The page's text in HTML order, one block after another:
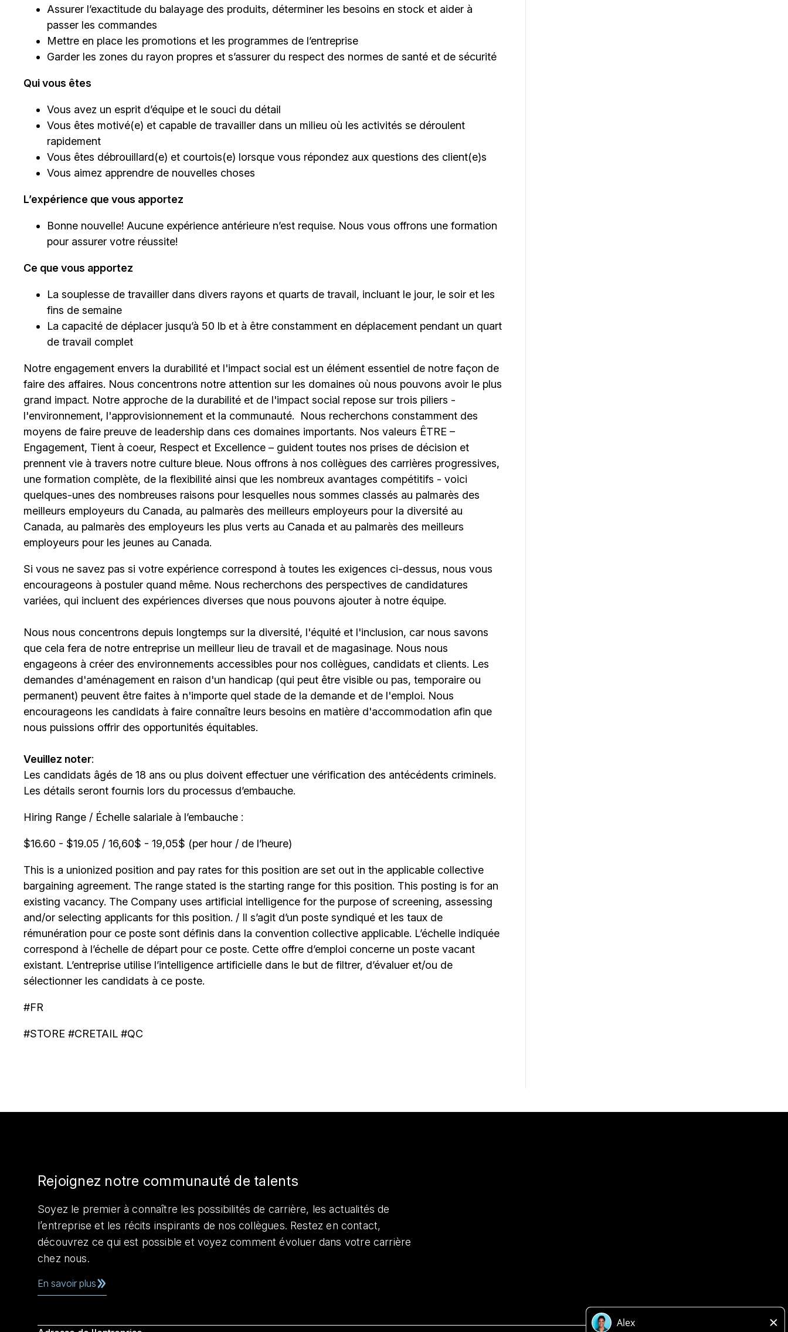
Assurer l’exactitude du balayage des produits, déterminer les besoins en stock et aider à
passer les commandes
Mettre en place les promotions et les programmes de l’entreprise
Garder les zones du rayon propres et s’assurer du respect des normes de santé et de sécurité
Qui vous êtes
Vous avez un esprit d’équipe et le souci du détail
Vous êtes motivé(e) et capable de travailler dans un milieu où les activités se déroulent
rapidement
Vous êtes débrouillard(e) et courtois(e) lorsque vous répondez aux questions des client(e)s
Vous aimez apprendre de nouvelles choses
L’expérience que vous apportez
Bonne nouvelle! Aucune expérience antérieure n’est requise. Nous vous offrons une formation
pour assurer votre réussite!
Ce que vous apportez
La souplesse de travailler dans divers rayons et quarts de travail, incluant le jour, le soir et les
fins de semaine
La capacité de déplacer jusqu’à 50 lb et à être constamment en déplacement pendant un quart
de travail complet
Notre engagement envers la durabilité et l'impact social est un élément essentiel de notre façon de
faire des affaires. Nous concentrons notre attention sur les domaines où nous pouvons avoir le plus
grand impact. Notre approche de la durabilité et de l'impact social repose sur trois piliers -
l'environnement, l'approvisionnement et la communauté.
Nous recherchons constamment des
moyens de faire preuve de leadership dans ces domaines importants. Nos valeurs ÊTRE –
Engagement, Tient à coeur, Respect et Excellence – guident toutes nos prises de décision et
prennent vie à travers notre culture bleue. Nous offrons à nos collègues des carrières progressives,
une formation complète, de la flexibilité ainsi que les nombreux avantages compétitifs - voici
quelques-unes des nombreuses raisons pour lesquelles nous sommes classés au palmarès des
meilleurs employeurs du Canada, au palmarès des meilleurs employeurs pour la diversité au
Canada, au palmarès des employeurs les plus verts au Canada et au palmarès des meilleurs
employeurs pour les jeunes au Canada.
Si vous ne savez pas si votre expérience correspond à toutes les exigences ci-dessus, nous vous
encourageons à postuler quand même. Nous recherchons des perspectives de candidatures
variées, qui incluent des expériences diverses que nous pouvons ajouter à notre équipe.
Nous nous concentrons depuis longtemps sur la diversité, l'équité et l'inclusion, car nous savons
que cela fera de notre entreprise un meilleur lieu de travail et de magasinage. Nous nous
engageons à créer des environnements accessibles pour nos collègues, candidats et clients. Les
demandes d'aménagement en raison d'un handicap (qui peut être visible ou pas, temporaire ou
permanent) peuvent être faites à n'importe quel stade de la demande et de l'emploi. Nous
encourageons les candidats à faire connaître leurs besoins en matière d'accommodation afin que
nous puissions offrir des opportunités équitables.
Veuillez noter:
Les candidats âgés de 18 ans ou plus doivent effectuer une vérification des antécédents criminels.
Les détails seront fournis lors du processus d’embauche.
Hiring Range / Échelle salariale à l’embauche :
$16.60 - $19.05 / 16,60$ - 19,05$ (per hour / de l’heure)
This is a unionized position and pay rates for this position are set out in the applicable collective
bargaining agreement. The range stated is the starting range for this position. This posting is for an
existing vacancy. The Company uses artificial intelligence for the purpose of screening, assessing
and/or selecting applicants for this position. / Il s’agit d’un poste syndiqué et les taux de
rémunération pour ce poste sont définis dans la convention collective applicable. L’échelle indiquée
correspond à l’échelle de départ pour ce poste. Cette offre d’emploi concerne un poste vacant
existant. L’entreprise utilise l’intelligence artificielle dans le but de filtrer, d’évaluer et/ou de
sélectionner les candidats à ce poste.
#FR
#STORE #CRETAIL #QC
Rejoignez notre communauté de talents
Soyez le premier à connaître les possibilités de carrière, les actualités de
l’entreprise et les récits inspirants de nos collègues. Restez en contact,
découvrez ce qui est possible et voyez comment évoluer dans votre carrière
chez nous.
En savoir plus